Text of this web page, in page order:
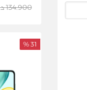
134.900 د.ك
31 %